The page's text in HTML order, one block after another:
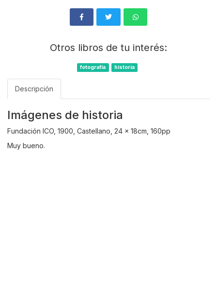
Otros libros de tu interés:
fotografía historia
Descripción
Imágenes de historia
Fundación ICO, 1900, Castellano, 24 x 18cm, 160pp
Muy bueno.